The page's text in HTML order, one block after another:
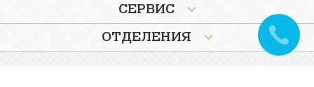
СЕРВИС
ОТДЕЛЕНИЯ